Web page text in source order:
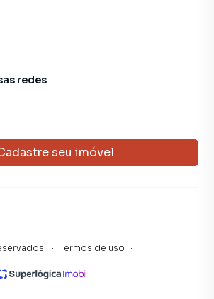
seu imóvel
redes
· Termos de uso ·